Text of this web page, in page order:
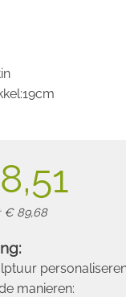
€ 89,68
manieren: